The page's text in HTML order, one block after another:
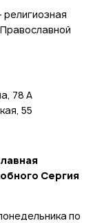
религиозная
78 А
55
Сергия
по